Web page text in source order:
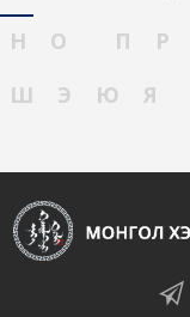
Н
О П Р
Ш
Э Ю Я